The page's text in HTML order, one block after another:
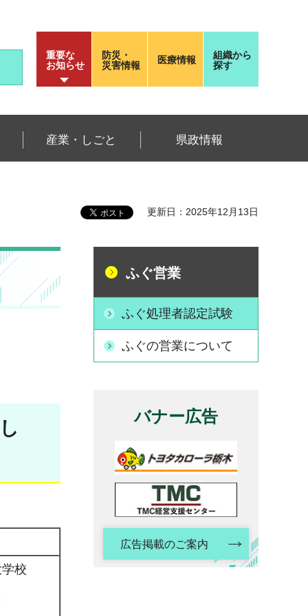
重要な
お知らせ
防災・
災害情報
医療情報
組織から
探す
産業・しごと 県政情報
更新日：2025年12月13日
校
ふぐ営業
ふぐ処理者認定試験
ふぐの営業について
バナー広告
広告掲載のご案内